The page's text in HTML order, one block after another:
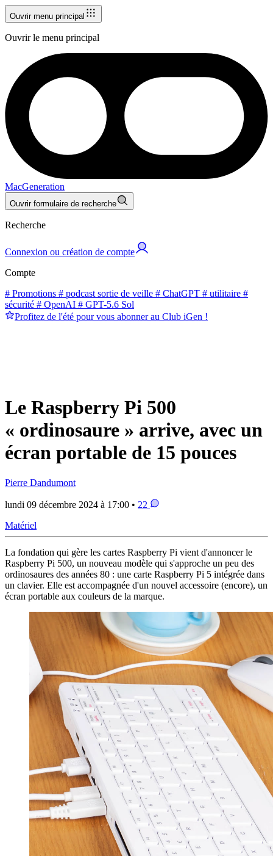
Ouvrir menu principal
Ouvrir le menu principal
MacGeneration
Ouvrir formulaire de recherche
Recherche
Connexion ou création de compte
Compte
# Promotions # podcast sortie de veille # ChatGPT # utilitaire #
sécurité # OpenAI # GPT-5.6 Sol
Profitez de l'été pour vous abonner au Club iGen !
Le Raspberry Pi 500
« ordinosaure » arrive, avec un
écran portable de 15 pouces
Pierre Dandumont
lundi 09 décembre 2024 à 17:00 • 22
Matériel
La fondation qui gère les cartes Raspberry Pi vient d'annoncer le
Raspberry Pi 500, un nouveau modèle qui s'approche un peu des
ordinosaures des années 80 : une carte Raspberry Pi 5 intégrée dans
un clavier. Elle est accompagnée d'un nouvel accessoire (encore), un
écran portable aux couleurs de la marque.